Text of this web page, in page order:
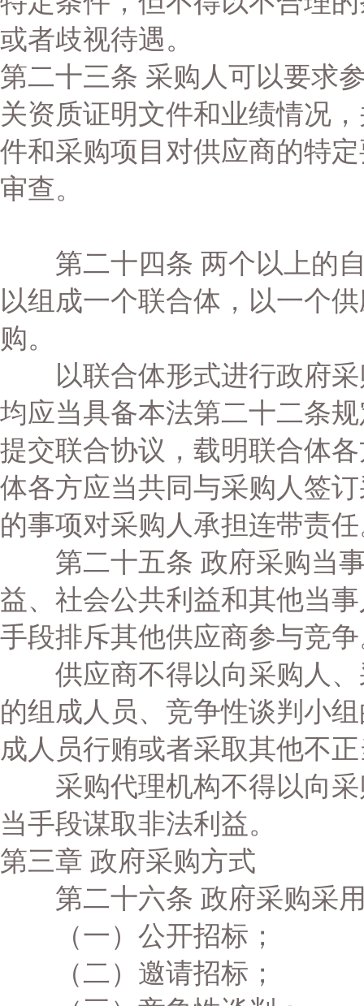
或者歧视待遇。
第二十三条 采购人可以要求
关资质证明文件和业绩情况
件和采购项目对供应商的特
审查。
第二十四条 两个以上的自
以组成一个联合体，以一个
购。
以联合体形式进行政府采
均应当具备本法第二十二条
提交联合协议，载明联合体
体各方应当共同与采购人签
的事项对采购人承担连带责
第二十五条 政府采购当事
益、社会公共利益和其他当
手段排斥其他供应商参与竞
供应商不得以向采购人、
的组成人员、竞争性谈判小
成人员行贿或者采取其他不
采购代理机构不得以向采
当手段谋取非法利益。
第三章 政府采购方式
第二十六条 政府采购采用
（一）公开招标；
（二）邀请招标；